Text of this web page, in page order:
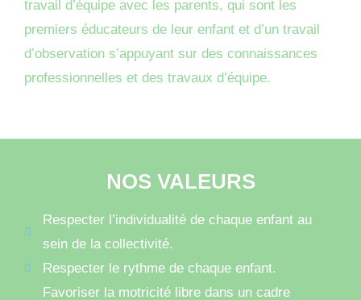
travail d’équipe avec les parents, qui sont les
premiers éducateurs de leur enfant et d’un travail
d’observation s’appuyant sur des connaissances
professionnelles et des travaux d’équipe.
NOS VALEURS
Respecter l’individualité de chaque enfant au
sein de la collectivité.
Respecter le rythme de chaque enfant.
Favoriser la motricité libre dans un cadre